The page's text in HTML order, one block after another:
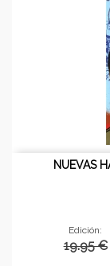
NUEVAS
Edición:
19.95 €